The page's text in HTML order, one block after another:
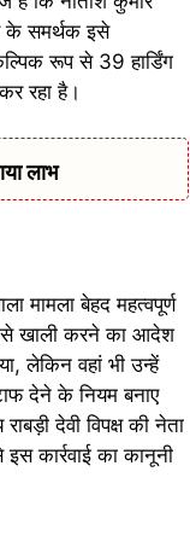
के समर्थक इसे
रूप से 39 हार्डिंग
रहा है।
लाभ
मामला बेहद महत्वपूर्ण
इसे खाली करने का आदेश
लेकिन वहां भी उन्हें
देने के नियम बनाए
देवी विपक्ष की नेता
कार्रवाई का कानूनी